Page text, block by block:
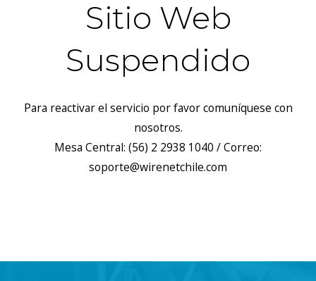
Sitio Web
Suspendido
Para reactivar el servicio por favor comuníquese con
nosotros.
Mesa Central: (56) 2 2938 1040 / Correo:
soporte@wirenetchile.com